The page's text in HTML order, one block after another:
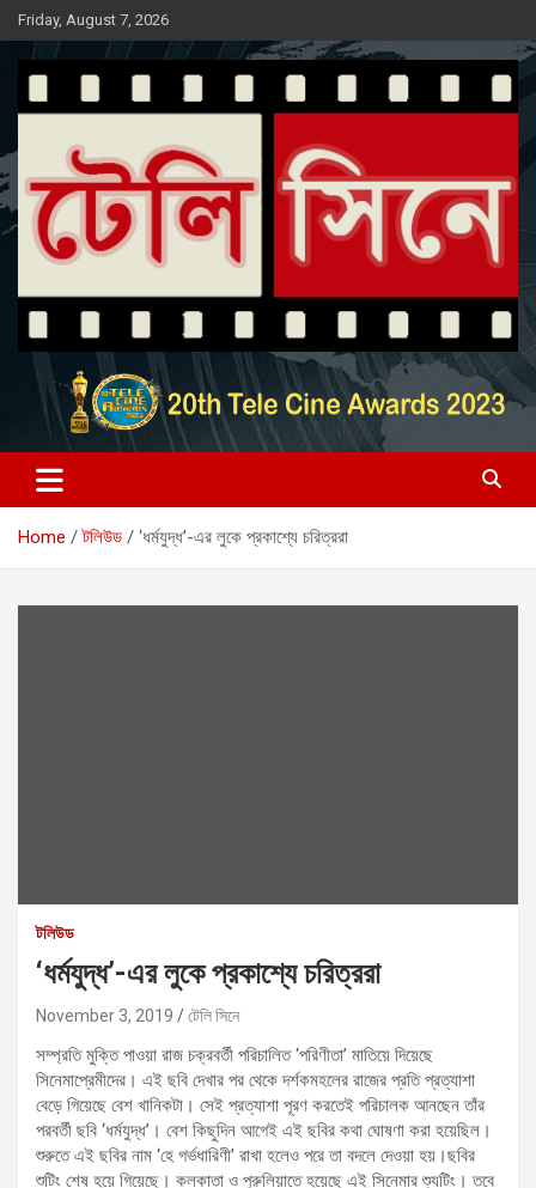
Skip
to
content
Friday, August 7, 2026
টেলি সিনে
Entertainment News Portal
Home টলিউড ‘ধর্মযুদ্ধ’-এর লুকে প্রকাশ্যে চরিত্ররা
টলিউড
‘ধর্মযুদ্ধ’-এর লুকে প্রকাশ্যে চরিত্ররা
November 3, 2019 টেলি সিনে
সম্প্রতি মুক্তি পাওয়া রাজ চক্রবর্তী পরিচালিত ‘পরিণীতা’ মাতিয়ে দিয়েছে
সিনেমাপ্রেমীদের। এই ছবি দেখার পর থেকে দর্শকমহলের রাজের প্রতি প্রত্যাশা
বেড়ে গিয়েছে বেশ খানিকটা। সেই প্রত্যাশা পূরণ করতেই পরিচালক আনছেন তাঁর
পরবর্তী ছবি ‘ধর্মযুদ্ধ’। বেশ কিছুদিন আগেই এই ছবির কথা ঘোষণা করা হয়েছিল।
শুরুতে এই ছবির নাম ‘হে গর্ভধারিণী’ রাখা হলেও পরে তা বদলে দেওয়া হয়।ছবির
শুটিং শেষ হয়ে গিয়েছে। কলকাতা ও পুরুলিয়াতে হয়েছে এই সিনেমার শ্যুটিং। তবে